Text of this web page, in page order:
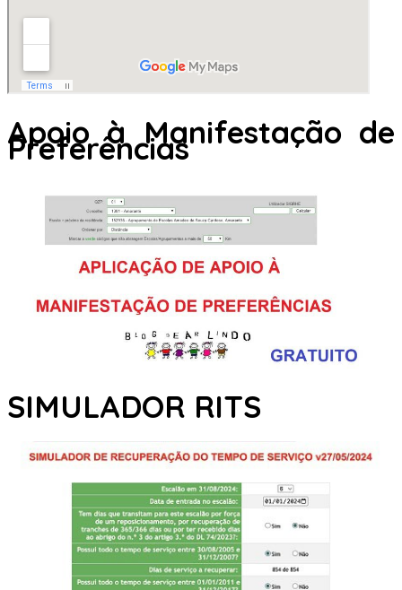
Apoio à Manifestação de
Preferências
SIMULADOR RITS